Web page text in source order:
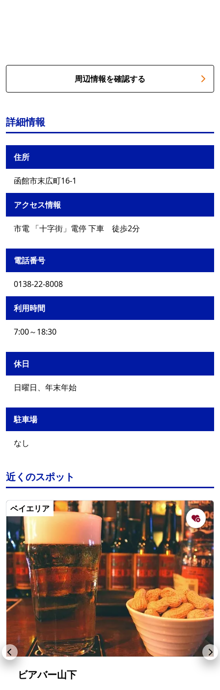
周辺情報を確認する
詳細情報
住所
函館市末広町16-1
アクセス情報
市電 「十字街」電停 下車 徒歩2分
電話番号
0138-22-8008
利用時間
7:00～18:30
休日
日曜日、年末年始
駐車場
なし
近くのスポット
ベイエリア
ビアバー山下